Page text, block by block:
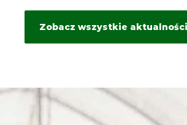
Zobacz wszystkie aktualności